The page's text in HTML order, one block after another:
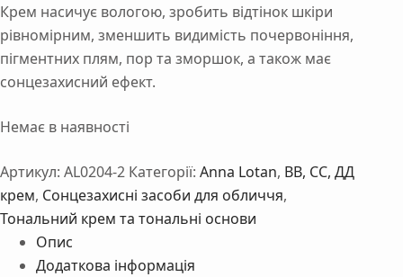
Крем насичує вологою, зробить відтінок шкіри
рівномірним, зменшить видимість почервоніння,
пігментних плям, пор та зморшок, а також має
сонцезахисний ефект.
Немає в наявності
Артикул: AL0204-2 Категорії: Anna Lotan, BB, СС, ДД
крем, Сонцезахисні засоби для обличчя,
Тональний крем та тональні основи
Опис
Додаткова інформація